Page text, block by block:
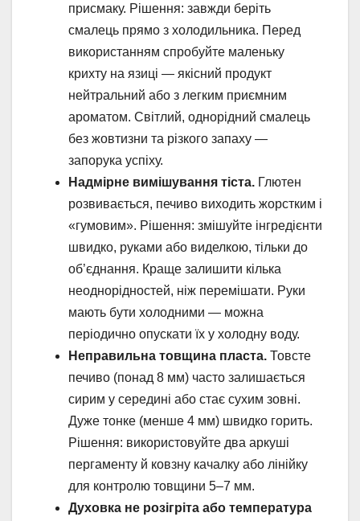
присмаку. Рішення: завжди беріть
смалець прямо з холодильника. Перед
використанням спробуйте маленьку
крихту на язиці — якісний продукт
нейтральний або з легким приємним
ароматом. Світлий, однорідний смалець
без жовтизни та різкого запаху —
запорука успіху.
Надмірне вимішування тіста. Глютен
розвивається, печиво виходить жорстким і
«гумовим». Рішення: змішуйте інгредієнти
швидко, руками або виделкою, тільки до
об’єднання. Краще залишити кілька
неоднорідностей, ніж перемішати. Руки
мають бути холодними — можна
періодично опускати їх у холодну воду.
Неправильна товщина пласта. Товсте
печиво (понад 8 мм) часто залишається
сирим у середині або стає сухим зовні.
Дуже тонке (менше 4 мм) швидко горить.
Рішення: використовуйте два аркуші
пергаменту й ковзну качалку або лінійку
для контролю товщини 5–7 мм.
Духовка не розігріта або температура